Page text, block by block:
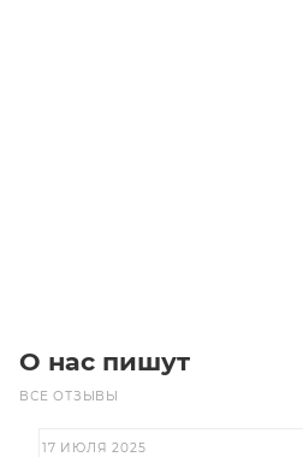
О нас пишут
ВСЕ ОТЗЫВЫ
17 ИЮЛЯ 2025